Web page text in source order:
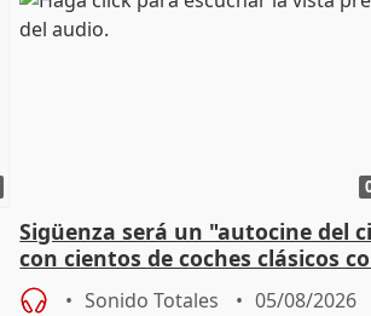
Sigüenza será un "autocine del
con cientos de coches clásicos
espectadores
Sonido Totales 05/08/2026